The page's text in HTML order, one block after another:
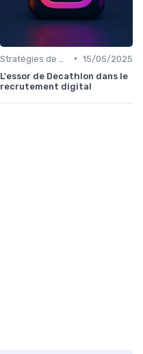
• 15/05/2025
L'essor de Decathlon dans le
recrutement digital